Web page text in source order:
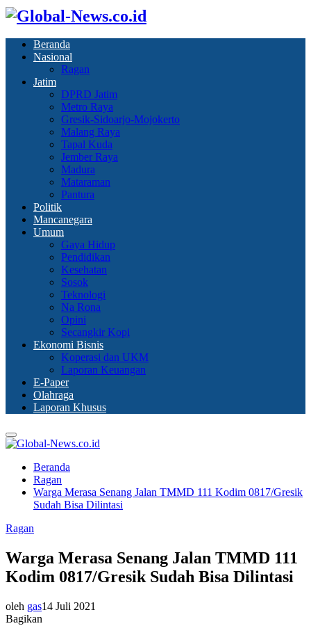
Beranda
Nasional
Ragan
Jatim
DPRD Jatim
Metro Raya
Gresik-Sidoarjo-Mojokerto
Malang Raya
Tapal Kuda
Jember Raya
Madura
Mataraman
Pantura
Politik
Mancanegara
Umum
Gaya Hidup
Pendidikan
Kesehatan
Sosok
Teknologi
Na Rona
Opini
Secangkir Kopi
Ekonomi Bisnis
Koperasi dan UKM
Laporan Keuangan
E-Paper
Olahraga
Laporan Khusus
Primary
Menu
Beranda
Ragan
Warga Merasa Senang Jalan TMMD 111 Kodim 0817/Gresik
Sudah Bisa Dilintasi
Ragan
Warga Merasa Senang Jalan TMMD 111
Kodim 0817/Gresik Sudah Bisa Dilintasi
oleh gas14 Juli 2021
Bagikan